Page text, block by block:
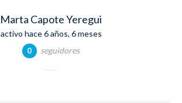
Marta Capote Yeregui
activo hace 6 años, 6 meses
0 seguidores